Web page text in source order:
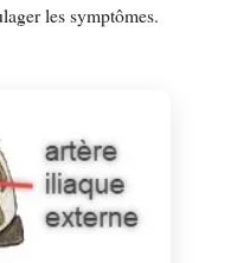
les symptômes.